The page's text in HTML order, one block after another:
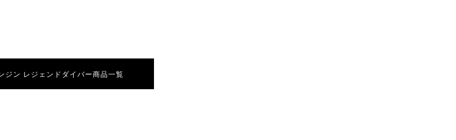
ジン レジェンドダイバー商品一覧